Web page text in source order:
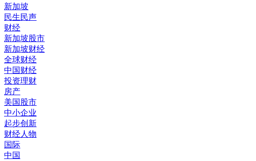
新加坡
民生民声
财经
新加坡股市
新加坡财经
全球财经
中国财经
投资理财
房产
美国股市
中小企业
起步创新
财经人物
国际
中国